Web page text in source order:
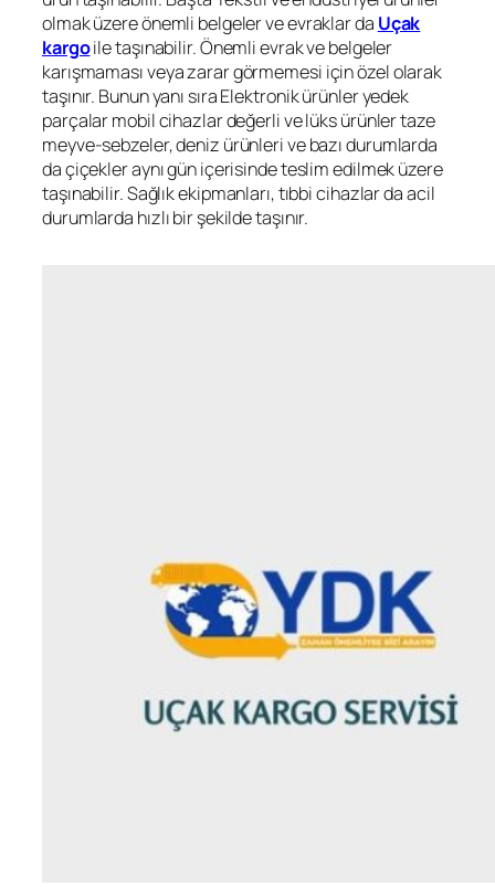
olmak üzere önemli belgeler ve evraklar da Uçak
kargoile taşınabilir. Önemli evrak ve belgeler
karışmaması veya zarar görmemesi için özel olarak
taşınır. Bunun yanı sıra Elektronik ürünler yedek
parçalar mobil cihazlar değerli ve lüks ürünler taze
meyve-sebzeler, deniz ürünleri ve bazı durumlarda
da çiçekler aynı gün içerisinde teslim edilmek üzere
taşınabilir. Sağlık ekipmanları, tıbbi cihazlar da acil
durumlarda hızlı bir şekilde taşınır.